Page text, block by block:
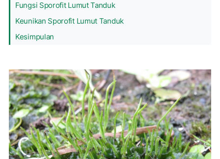
Fungsi Sporofit Lumut Tanduk
Keunikan Sporofit Lumut Tanduk
Kesimpulan